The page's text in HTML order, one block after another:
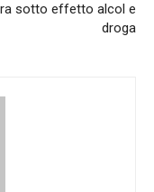
sotto effetto alcol e
droga